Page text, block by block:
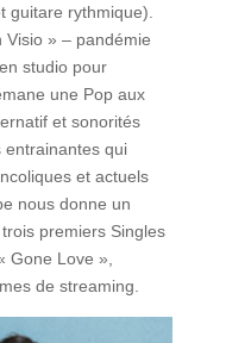
guitare rythmique).
» – pandémie
studio pour
une Pop aux
et sonorités
entrainantes qui
et actuels
nous donne un
premiers Singles
Gone Love »,
de streaming.